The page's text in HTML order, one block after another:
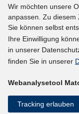
Social-Media-
BlueSky
YouTube
LinkedIn
kununu
Netiquette
Wir möchten unsere
anpassen. Zu diesem
Sie können selbst
Ihre Einwilligung
in unserer
finden Sie in unserer
Webanalysetool
Tracking erlauben